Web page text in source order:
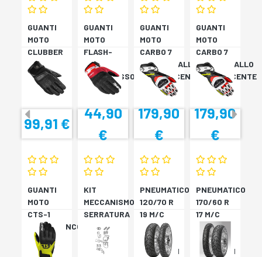
GUANTI
MOTO
CLUBBER
GLOVE
NERO
99,91 €
GUANTI
MOTO
FLASH-
KP
NERO/ROSSO
44,90
€
GUANTI
MOTO
CARBO 7
ROSSO/GIALLO
FLUORESCENTE
179,90
€
GUANTI
MOTO
CARBO 7
ROSSO/GIALLO
FLUORESCENTE
179,90
€
GUANTI
MOTO
CTS-1
NERO/BIANCO
KIT
MECCANISMO
SERRATURA
SH33
SH34
PNEUMATICO
120/70 R
19 M/C
60V TL
???
SCORPION
PNEUMATICO
170/60 R
17 M/C
72V
TL????
SCORPION